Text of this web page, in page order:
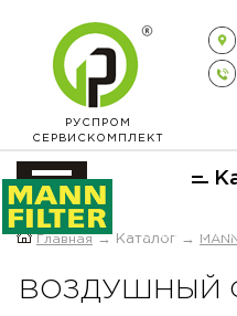
РУСПРОМ
СЕРВИСКОМПЛЕКТ
Главная → Каталог →
ВОЗДУШНЫЙ